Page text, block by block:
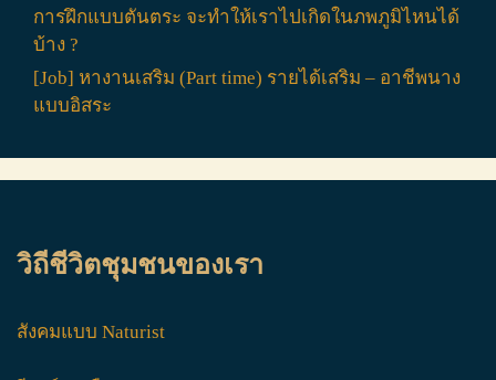
การฝึกแบบตันตระ จะทำให้เราไปเกิดในภพภูมิไหนได้
บ้าง ?
[Job] หางานเสริม (Part time) รายได้เสริม – อาชีพนาง
แบบอิสระ
วิถีชีวิตชุมชนของเรา
สังคมแบบ Naturist